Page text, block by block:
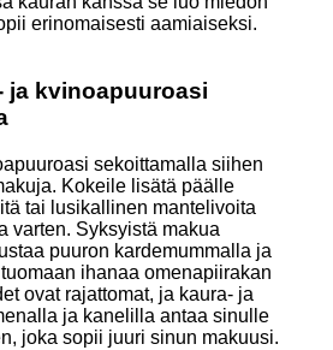
erinomaisesti aamiaiseksi.
ja kvinoapuuroasi
sekoittamalla siihen
Kokeile lisätä päälle
tai lusikallinen mantelivoita
varten. Syksyistä makua
puuron kardemummalla ja
ihanaa omenapiirakan
ovat rajattomat, ja kaura- ja
ja kanelilla antaa sinulle
joka sopii juuri sinun makuusi.